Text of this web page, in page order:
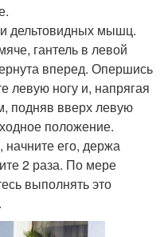
дельтовидных мышц.
гантель в левой
вперед. Опершись
левую ногу и, напрягая
подняв вверх левую
положение.
его, держа
2 раза. По мере
выполнять это